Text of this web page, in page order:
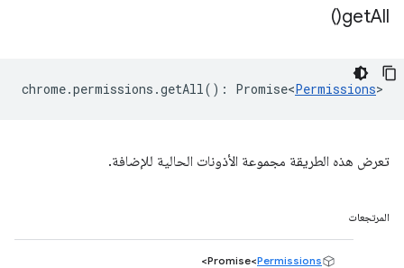
getAll(
)
chrome.permissions .getAll () : Promise<Permissions>
تعرض هذه الطريقة مجموعة الأذونات الحالية للإضافة.
المرتجعات
Promise<Permissions
>